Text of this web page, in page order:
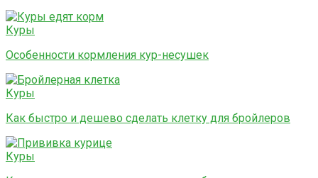
Куры
Особенности кормления кур-несушек
Куры
Как быстро и дешево сделать клетку для бройлеров
Куры